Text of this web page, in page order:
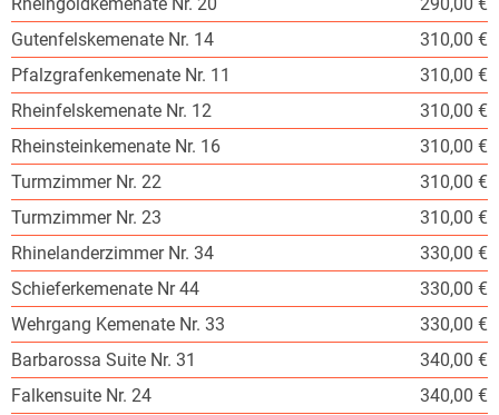
Gutenfelskemenate Nr. 14
310,00 €
Pfalzgrafenkemenate Nr. 11
310,00 €
Rheinfelskemenate Nr. 12
310,00 €
Rheinsteinkemenate Nr. 16
310,00 €
Turmzimmer Nr. 22
310,00 €
Turmzimmer Nr. 23
310,00 €
Rhinelanderzimmer Nr. 34
330,00 €
Schieferkemenate Nr 44
330,00 €
Wehrgang Kemenate Nr. 33
330,00 €
Barbarossa Suite Nr. 31
340,00 €
Falkensuite Nr. 24
340,00 €